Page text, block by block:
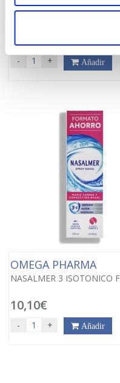
11.94€
8,95€
- + Añadir
OMEGA PHARMA
NASALMER 3 ISOTONICO
10,10€
- + Añadir